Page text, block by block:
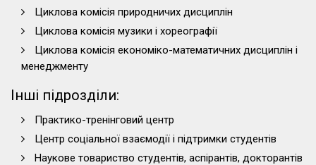
Циклова комісія природничих дисциплін
Циклова комісія музики і хореографії
Циклова комісія економіко-математичних дисциплін і
менеджменту
Інші підрозділи:
Практико-тренінговий центр
Центр соціальної взаємодії і підтримки студентів
Наукове товариство студентів, аспірантів, докторантів